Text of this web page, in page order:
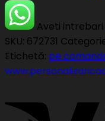
Aveti
SKU: 672731
Etichetă: pe